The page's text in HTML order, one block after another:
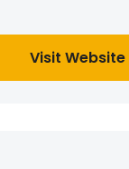
Visit Website